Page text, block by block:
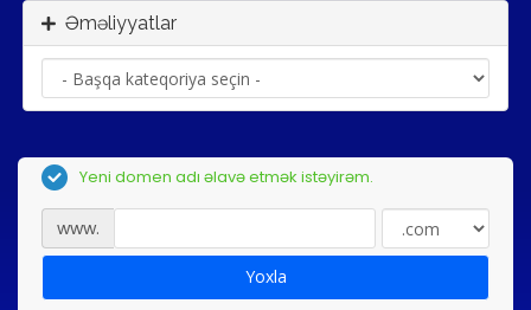
Əməliyyatlar
Yeni domen adı əlavə etmək istəyirəm.
www.
Yoxla